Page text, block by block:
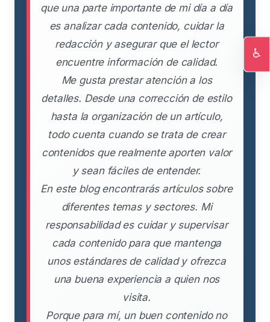
que una parte importante de mi día a día
es analizar cada contenido, cuidar la
redacción y asegurar que el lector
encuentre información de calidad.
Me gusta prestar atención a los
detalles. Desde una corrección de estilo
hasta la organización de un artículo,
todo cuenta cuando se trata de crear
contenidos que realmente aporten valor
y sean fáciles de entender.
En este blog encontrarás artículos sobre
diferentes temas y sectores. Mi
responsabilidad es cuidar y supervisar
cada contenido para que mantenga
unos estándares de calidad y ofrezca
una buena experiencia a quien nos
visita.
Porque para mí, un buen contenido no
♿